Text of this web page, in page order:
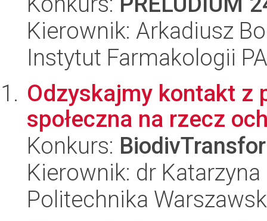
Kierownik: Arkadiusz
Instytut Farmakologii
Odzyskajmy kontakt z
społeczna na rzecz
Konkurs:
Kierownik: dr
Politechnika